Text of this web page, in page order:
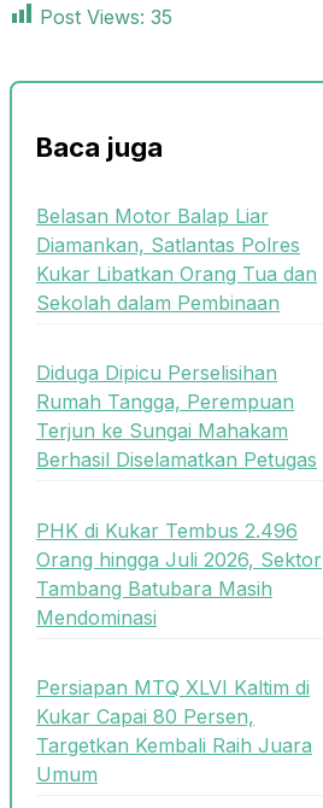
Post Views: 35
Baca juga
Belasan Motor Balap Liar
Diamankan, Satlantas Polres
Kukar Libatkan Orang Tua dan
Sekolah dalam Pembinaan
Diduga Dipicu Perselisihan
Rumah Tangga, Perempuan
Terjun ke Sungai Mahakam
Berhasil Diselamatkan Petugas
PHK di Kukar Tembus 2.496
Orang hingga Juli 2026, Sektor
Tambang Batubara Masih
Mendominasi
Persiapan MTQ XLVI Kaltim di
Kukar Capai 80 Persen,
Targetkan Kembali Raih Juara
Umum